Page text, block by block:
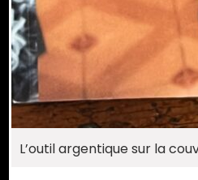
L’outil argentique sur la